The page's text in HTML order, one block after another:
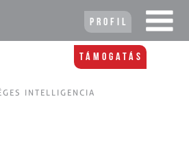
Profil
Támogatás
INTELLIGENCIA